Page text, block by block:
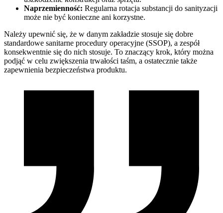
Naprzemienność: Regularna rotacja substancji do sanityzacji
może nie być konieczne ani korzystne.
Należy upewnić się, że w danym zakładzie stosuje się dobre
standardowe sanitarne procedury operacyjne (SSOP), a zespół
konsekwentnie się do nich stosuje. To znaczący krok, który można
podjąć w celu zwiększenia trwałości taśm, a ostatecznie także
zapewnienia bezpieczeństwa produktu.